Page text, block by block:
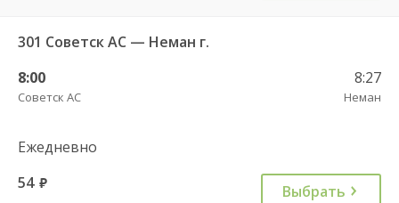
301 Советск АС — Неман г.
8:00
Советск АС
8:27
Неман
Ежедневно
54 руб. Выбрать